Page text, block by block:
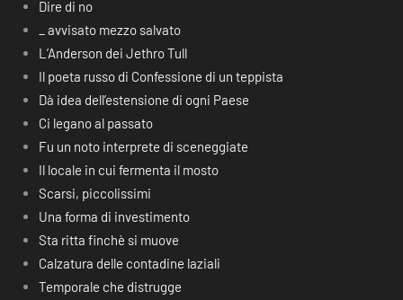
Dire di no
_ avvisato mezzo salvato
L’Anderson dei Jethro Tull
Il poeta russo di Confessione di un teppista
Dà idea dell’estensione di ogni Paese
Ci legano al passato
Fu un noto interprete di sceneggiate
Il locale in cui fermenta il mosto
Scarsi, piccolissimi
Una forma di investimento
Sta ritta finchè si muove
Calzatura delle contadine laziali
Temporale che distrugge